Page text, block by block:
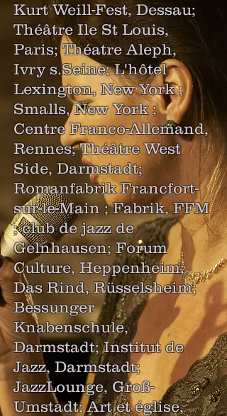
Kurt Weill-Fest, Dessau;
Théâtre Ile St Louis,
Paris; Théatre Aleph,
Ivry s.Seine; L'hôtel
Lexington, New York ;
Smalls, New York ;
Centre Franco-Allemand,
Rennes; Théâtre West
Side, Darmstadt;
Romanfabrik Francfort-
sur-le-Main ; Fabrik, FFM
; club de jazz de
Gelnhausen; Forum
Culture, Heppenheim;
Das Rind, Rüsselsheim;
Bessunger
Knabenschule,
Darmstadt; Institut de
Jazz, Darmstadt;
JazzLounge, Groß-
Umstadt; Art et église,